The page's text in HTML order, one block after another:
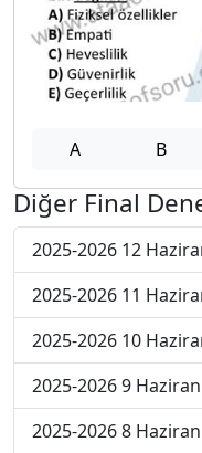
A B
Diğer Final
2025-2026 12
2025-2026 11
2025-2026 10
2025-2026 9 Haziran
2025-2026 8 Haziran